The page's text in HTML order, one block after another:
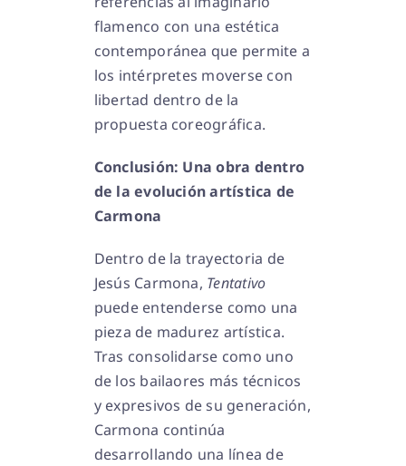
flamenco con una estética
contemporánea que permite a
los intérpretes moverse con
libertad dentro de la
propuesta coreográfica.
Conclusión: Una obra dentro
de la evolución artística de
Carmona
Dentro de la trayectoria de
Jesús Carmona, Tentativo
puede entenderse como una
pieza de madurez artística.
Tras consolidarse como uno
de los bailaores más técnicos
y expresivos de su generación,
Carmona continúa
desarrollando una línea de